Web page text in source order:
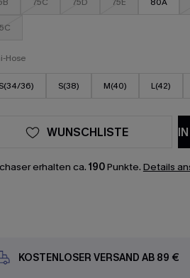
Hose
36) S(38) M(40) L(42)
WUNSCHLISTE
erhalten ca. 190Punkte. Details
KOSTENLOSER VERSAND AB 89 €